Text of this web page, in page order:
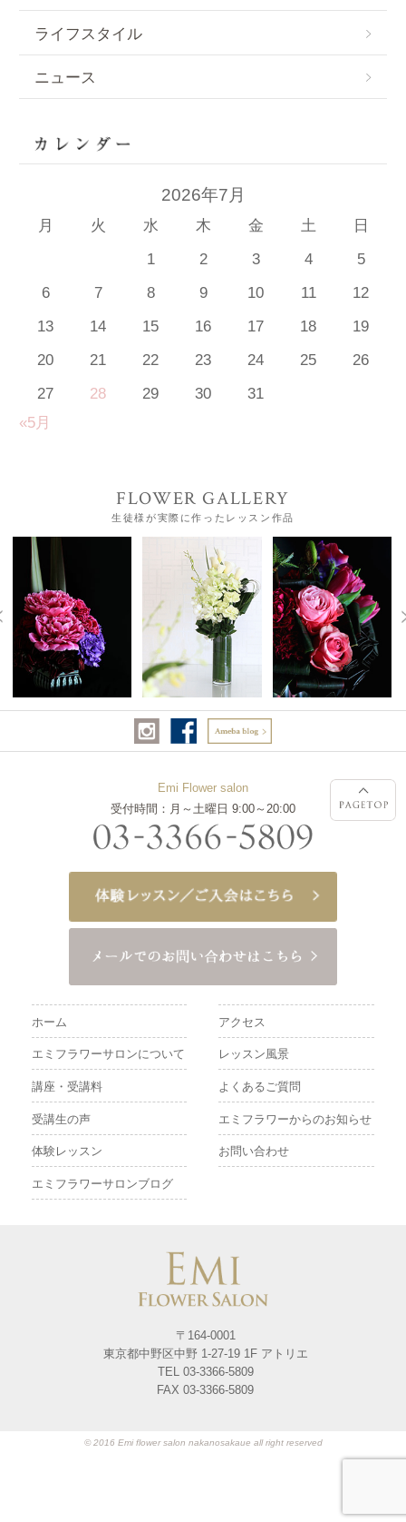
ライフスタイル
ニュース
2026年7月
月 火 水 木 金 土
日
1
2 3 4
5
6
7 8 9 10 11
12
13
14 15 16 17 18
19
20
21 22 23 24 25
26
27
28 29 30
31
«5月
FLOWER GALLERY
生徒様が実際に作ったレッスン作品
Emi Flower salon
受付時間：月～土曜日 9:00～20:00
ホーム アクセス
エミフラワーサロンについて レッスン風景
講座・受講料 よくあるご質問
受講生の声 エミフラワーからのお知らせ
体験レッスン お問い合わせ
エミフラワーサロンブログ
〒164-0001
東京都中野区中野 1-27-19 1F アトリエ
TEL 03-3366-5809
FAX 03-3366-5809
© 2016 Emi flower salon nakanosakaue all right reserved